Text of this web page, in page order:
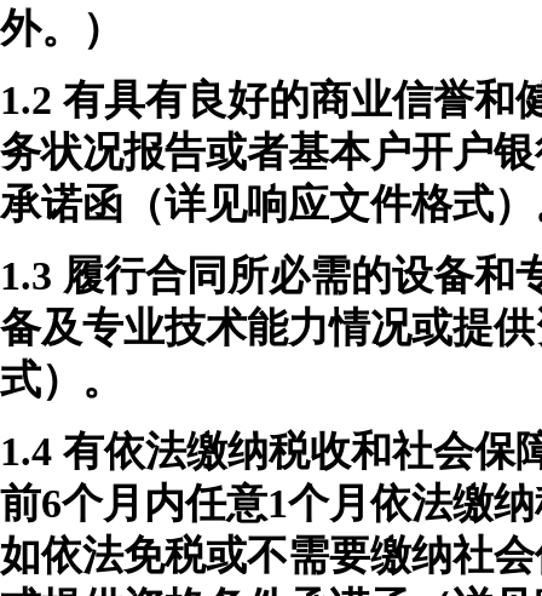
外。）
1.2 有具有良好的商业信誉和
务状况报告或者基本户开户
承诺函（详见响应文件格式
1.3 履行合同所必需的设备和
备及专业技术能力情况或提
式） 。
1.4 有依法缴纳税收和社会保
前6个月内任意1个月依法缴
如依法免税或不需要缴纳社